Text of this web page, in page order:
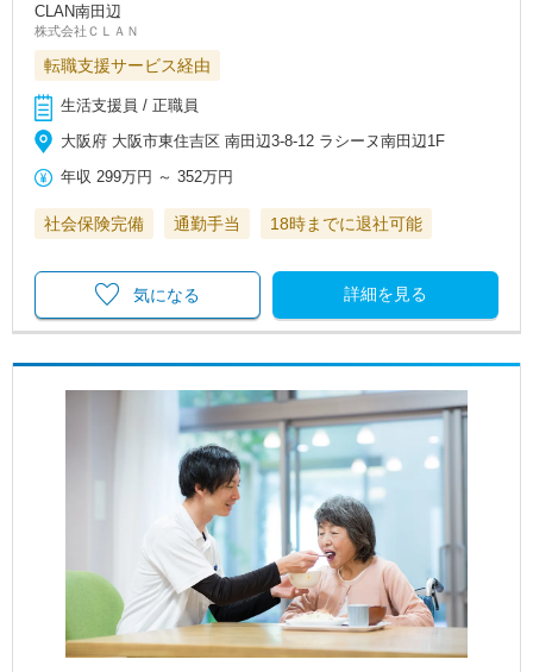
CLAN南田辺
株式会社ＣＬＡＮ
転職支援サービス経由
生活支援員 / 正職員
大阪府 大阪市東住吉区 南田辺3-8-12 ラシーヌ南田辺1F
年収 299万円 ～352万円
社会保険完備 通勤手当 18時までに退社可能
詳細を見る
気になる